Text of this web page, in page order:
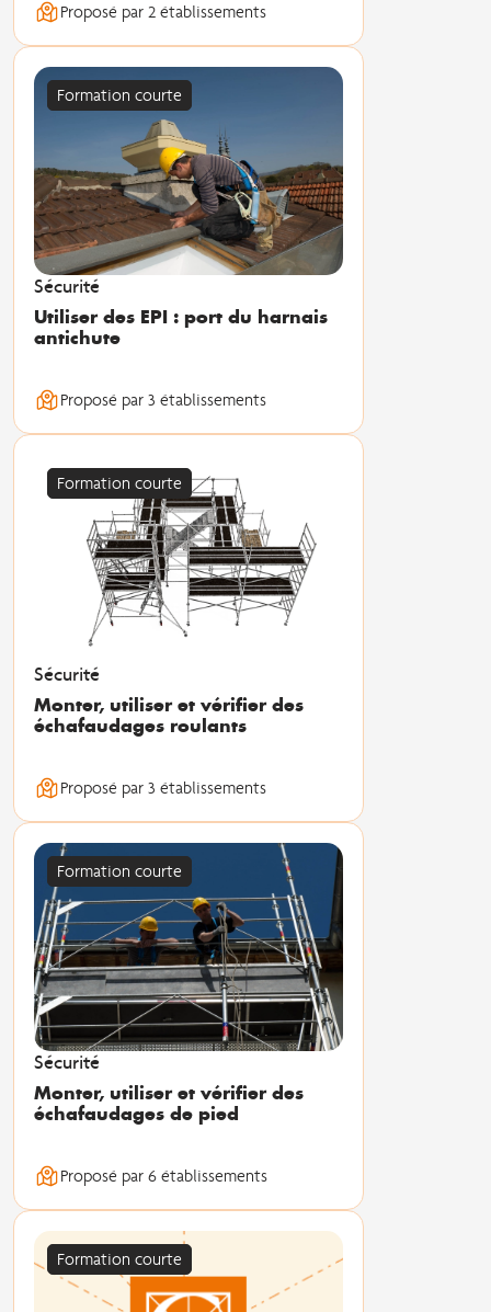
Proposé par 2 établissements
Formation courte
Sécurité
Utiliser des EPI : port du harnais
antichute
Proposé par 3 établissements
Formation courte
Sécurité
Monter, utiliser et vérifier des
échafaudages roulants
Proposé par 3 établissements
Formation courte
Sécurité
Monter, utiliser et vérifier des
échafaudages de pied
Proposé par 6 établissements
Formation courte